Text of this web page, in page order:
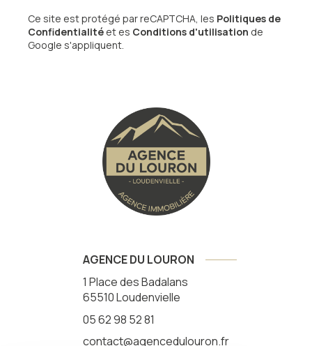
Ce site est protégé par reCAPTCHA, les Politiques de
Confidentialité et es Conditions d'utilisation de
Google s'appliquent.
AGENCE DU LOURON
1 Place des Badalans
65510Loudenvielle
05 62 98 52 81
contact@agencedulouron.fr